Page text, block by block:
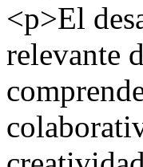
<p>El
relevante